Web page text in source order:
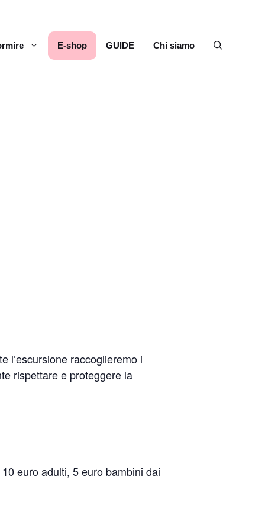
E-shop GUIDE Chi siamo
l’escursione raccoglieremo i
rispettare e proteggere la
euro adulti, 5 euro bambini dai